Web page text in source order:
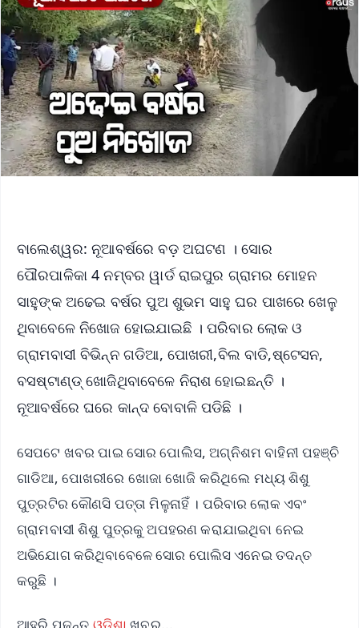
ବାଲେଶ୍ୱର: ନୂଆବର୍ଷରେ ବଡ଼ ଅଘଟଣ । ସୋର
ପୌରପାଳିକା 4 ନମ୍ବର ୱାର୍ଡ ରାଇପୁର ଗ୍ରାମର ମୋହନ
ସାହୁଙ୍କ ଅଢେଇ ବର୍ଷର ପୁଅ ଶୁଭମ ସାହୁ ଘର ପାଖରେ ଖେଳୁ
ଥିବାବେଳେ ନିଖୋଜ ହୋଇଯାଇଛି । ପରିବାର ଲୋକ ଓ
ଗ୍ରାମବାସୀ ବିଭିନ୍ନ ଗଡିଆ, ପୋଖରୀ,ବିଲ ବାଡି,ଷ୍ଟେସନ,
ବସଷ୍ଟାଣ୍ଡ୍ ଖୋଜିଥିବାବେଳେ ନିରାଶ ହୋଇଛନ୍ତି ।
ନୂଆବର୍ଷରେ ଘରେ କାନ୍ଦ ବୋବାଳି ପଡିଛି ।
ସେପଟେ ଖବର ପାଇ ସୋର ପୋଲିସ, ଅଗ୍ନିଶମ ବାହିନୀ ପହଞ୍ଚି
ଗାଡିଆ, ପୋଖରୀରେ ଖୋଜା ଖୋଜି କରିଥିଲେ ମଧ୍ୟ ଶିଶୁ
ପୁତ୍ରଟିର କୌଣସି ପତ୍ତା ମିଳୁନାହିଁ । ପରିବାର ଲୋକ ଏବଂ
ଗ୍ରାମବାସୀ ଶିଶୁ ପୁତ୍ରକୁ ଅପହରଣ କରାଯାଇଥିବା ନେଇ
ଅଭିଯୋଗ କରିଥିବାବେଳେ ସୋର ପୋଲିସ ଏନେଇ ତଦନ୍ତ
କରୁଛି ।